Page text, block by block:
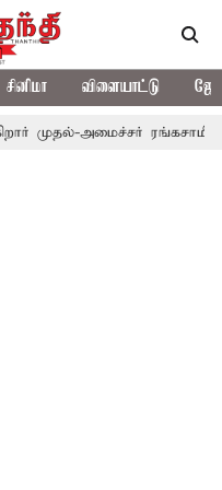
சினிமா விளையாட்டு
ரங்கசாமி